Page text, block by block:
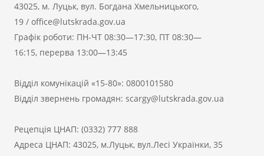
43025, м. Луцьк, вул. Богдана Хмельницького,
19 / office@lutskrada.gov.ua
Графік роботи: ПН-ЧТ 08:30—17:30, ПТ 08:30—
16:15, перерва 13:00—13:45
Відділ комунікацій «15-80»: 0800101580
Відділ звернень громадян: scargy@lutskrada.gov.ua
Рецепція ЦНАП: (0332) 777 888
Адреса ЦНАП: 43025, м.Луцьк, вул.Лесі Українки, 35